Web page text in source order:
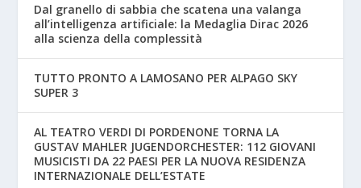
Dal granello di sabbia che scatena una valanga
all’intelligenza artificiale: la Medaglia Dirac 2026
alla scienza della complessità
TUTTO PRONTO A LAMOSANO PER ALPAGO SKY
SUPER 3
AL TEATRO VERDI DI PORDENONE TORNA LA
GUSTAV MAHLER JUGENDORCHESTER: 112 GIOVANI
MUSICISTI DA 22 PAESI PER LA NUOVA RESIDENZA
INTERNAZIONALE DELL’ESTATE